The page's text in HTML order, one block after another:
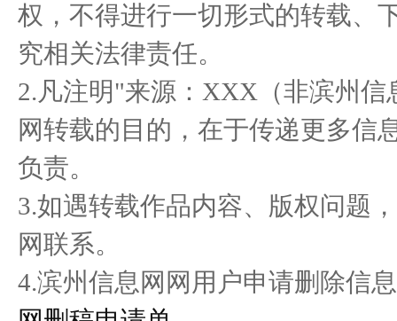
醉美黔韵 贵品入浙 首届多
彩贵州
权，不得进行一切形式的转载、
究相关法律责任。
2.凡注明"来源：XXX（非滨州
网转载的目的，在于传递更多信
负责。
3.如遇转载作品内容、版权问题
网联系。
4.滨州信息网网用户申请删除信